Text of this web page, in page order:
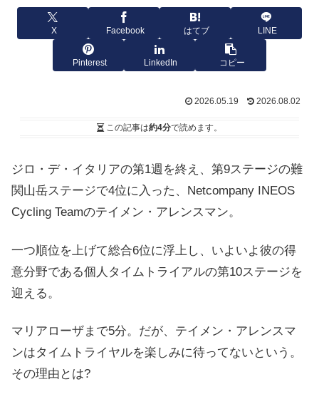
X Facebook はてブ LINE
Pinterest LinkedIn コピー
2026.05.19 2026.08.02
この記事は約4分で読めます。
ジロ・デ・イタリアの第1週を終え、第9ステージの難
関山岳ステージで4位に入った、Netcompany INEOS
Cycling Teamのテイメン・アレンスマン。
一つ順位を上げて総合6位に浮上し、いよいよ彼の得
意分野である個人タイムトライアルの第10ステージを
迎える。
マリアローザまで5分。だが、テイメン・アレンスマ
ンはタイムトライヤルを楽しみに待ってないという。
その理由とは?